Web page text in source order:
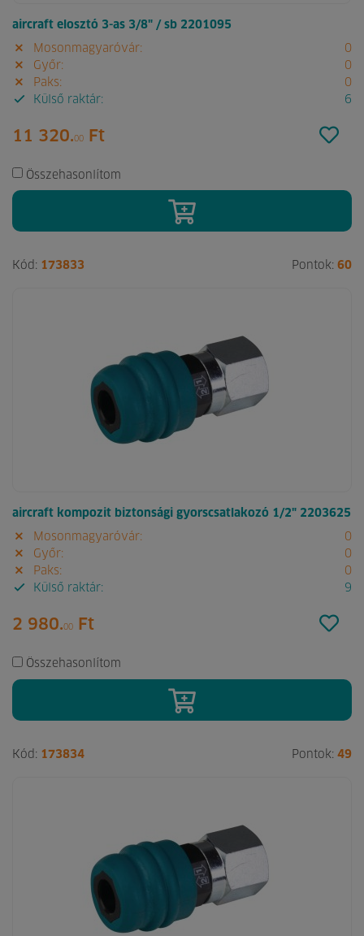
aircraft elosztó 3-as 3/8" / sb 2201095
Mosonmagyaróvár:
0
Győr:
0
Paks:
0
Külső raktár:
6
11 320.00 Ft
Összehasonlítom
Kód: 173833 Pontok: 60
aircraft kompozit biztonsági gyorscsatlakozó 1/2" 2203625
Mosonmagyaróvár:
0
Győr:
0
Paks:
0
Külső raktár:
9
2 980.00 Ft
Összehasonlítom
Kód: 173834 Pontok: 49